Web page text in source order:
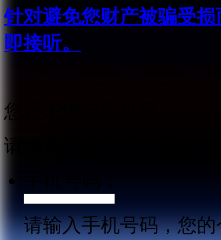
针对避免您财产被骗受
即接听。
您还未绑定手机号
请绑定手机号码，进行
请输入手机号码，您